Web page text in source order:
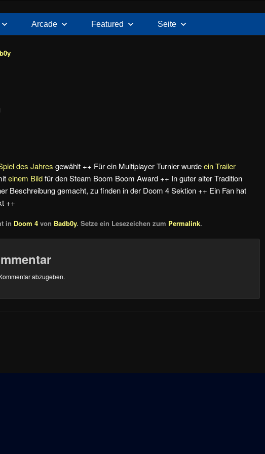
Arcade Featured Seite
des Jahres gewählt ++ Für ein Multiplayer Turnier wurdeein Trailer
einem Bildfür den Steam Boom Boom Award ++ In guter alter Tradition
Beschreibung gemacht, zu finden in der Doom 4 Sektion ++ Ein Fan hat
++
in Doom 4 von Badb0y. Setze ein Lesezeichen zum Permalink.
abzugeben.